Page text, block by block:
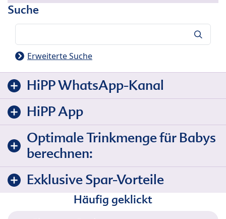
Suche
Erweiterte Suche
HiPP WhatsApp-Kanal
HiPP App
Optimale Trinkmenge für Babys
berechnen:
Exklusive Spar-Vorteile
Häufig geklickt